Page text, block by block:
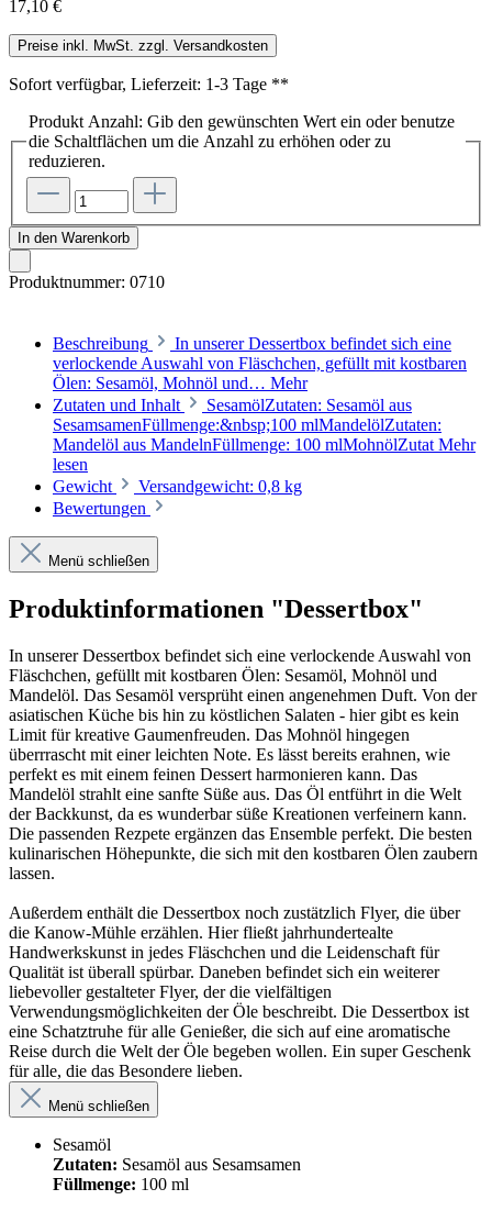
17,10 €
Preise inkl. MwSt. zzgl. Versandkosten
Sofort verfügbar, Lieferzeit: 1-3 Tage **
Produkt Anzahl: Gib den gewünschten Wert ein oder benutze
die Schaltflächen um die Anzahl zu erhöhen oder zu
reduzieren.
In den Warenkorb
Produktnummer: 0710
Beschreibung
In unserer Dessertbox befindet sich eine
verlockende Auswahl von Fläschchen, gefüllt mit kostbaren
Ölen: Sesamöl, Mohnöl und… Mehr
Zutaten und Inhalt
SesamölZutaten: Sesamöl aus
SesamsamenFüllmenge:&nbsp;100 mlMandelölZutaten:
Mandelöl aus MandelnFüllmenge: 100 mlMohnölZutatMehr
lesen
Gewicht
Versandgewicht: 0,8 kg
Bewertungen
Menü schließen
Produktinformationen "Dessertbox"
In unserer Dessertbox befindet sich eine verlockende Auswahl von
Fläschchen, gefüllt mit kostbaren Ölen: Sesamöl, Mohnöl und
Mandelöl. Das Sesamöl versprüht einen angenehmen Duft. Von der
asiatischen Küche bis hin zu köstlichen Salaten - hier gibt es kein
Limit für kreative Gaumenfreuden. Das Mohnöl hingegen
überrrascht mit einer leichten Note. Es lässt bereits erahnen, wie
perfekt es mit einem feinen Dessert harmonieren kann. Das
Mandelöl strahlt eine sanfte Süße aus. Das Öl entführt in die Welt
der Backkunst, da es wunderbar süße Kreationen verfeinern kann.
Die passenden Rezpete ergänzen das Ensemble perfekt. Die besten
kulinarischen Höhepunkte, die sich mit den kostbaren Ölen zaubern
lassen.
Außerdem enthält die Dessertbox noch zustätzlich Flyer, die über
die Kanow-Mühle erzählen. Hier fließt jahrhundertealte
Handwerkskunst in jedes Fläschchen und die Leidenschaft für
Qualität ist überall spürbar. Daneben befindet sich ein weiterer
liebevoller gestalteter Flyer, der die vielfältigen
Verwendungsmöglichkeiten der Öle beschreibt. Die Dessertbox ist
eine Schatztruhe für alle Genießer, die sich auf eine aromatische
Reise durch die Welt der Öle begeben wollen. Ein super Geschenk
für alle, die das Besondere lieben.
Menü schließen
Sesamöl
Zutaten: Sesamöl aus Sesamsamen
Füllmenge: 100 ml